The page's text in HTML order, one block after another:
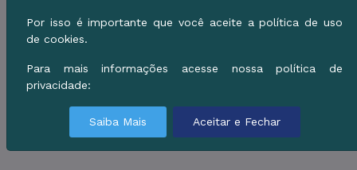
Por isso é importante que você aceite a política de uso
de cookies.
Para mais informações acesse nossa política de
privacidade:
Saiba Mais Aceitar e Fechar